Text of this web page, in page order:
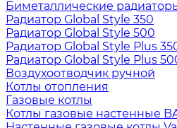
Биметаллические
Радиатор Global Style 350
Радиатор Global Style 500
Радиатор Global Style Plus
Радиатор Global Style Plus
Воздухоотводчик ручной
Котлы отопления
Газовые котлы
Котлы газовые настенные